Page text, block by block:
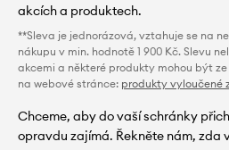
akcích a produktech.
**Sleva je jednorázová, vztahuje se na
nákupu v min. hodnotě 1 900 Kč. Slevu
akcemi a některé produkty mohou být
na webové stránce: produkty vyloučené
Chceme, aby do vaší schránky
opravdu zajímá. Řekněte nám, zda